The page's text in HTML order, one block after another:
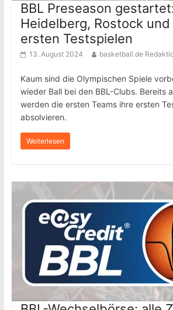
BBL Preseason
Heidelberg, Rostock
ersten Testspielen
13. August 2024 basketball.de
Kaum sind die Olympischen Spiele
wieder Ball bei den BBL-Clubs. Bereits
werden die ersten Teams ihre ersten
absolvieren.
Weiterlesen